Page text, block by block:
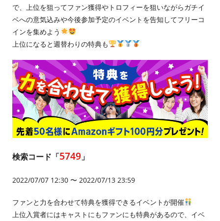
で、上位を狙ってファン獲得やトロフィーを狙いながらガチイ
ベへの意気込みや今後参加予定のイベントを告知してフリーコ
インを集めよう
上位になると週替わりの特典も
検索コード「5749 」
2022/07/07 12:30 〜 2022/07/13 23:59
ファンと力を合わせて特典を獲得できるイベントが開催
上位入賞者にはキャストにもファンにも特典があるので、イベ